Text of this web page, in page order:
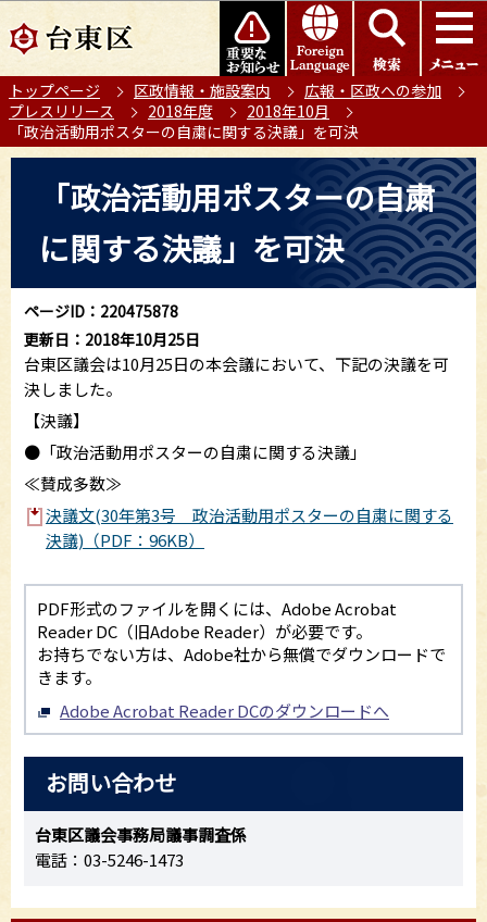
の
ー
ジ
の
このページの本文へ移動
トップページ 区政情報・施設案内
広報・区政への参加
プレスリリース
2018年度
2018年10月
「政治活動用ポスターの自粛に関する決議」を可決
ら
「政治活動用ポスターの自粛
に関する決議」を可決
ページID：220475878
更新日：2018年10月25日
台東区議会は10月25日の本会議において、下記の決議を可
決しました。
【決議】
●「政治活動用ポスターの自粛に関する決議」
≪賛成多数≫
決議文(30年第3号 政治活動用ポスターの自粛に関する
決議)（PDF：96KB）
PDF形式のファイルを開くには、Adobe Acrobat
Reader DC（旧Adobe Reader）が必要です。
お持ちでない方は、Adobe社から無償でダウンロードで
きます。
Adobe Acrobat Reader DCのダウンロードへ
お問い合わせ
台東区議会事務局議事調査係
電話：03-5246-1473